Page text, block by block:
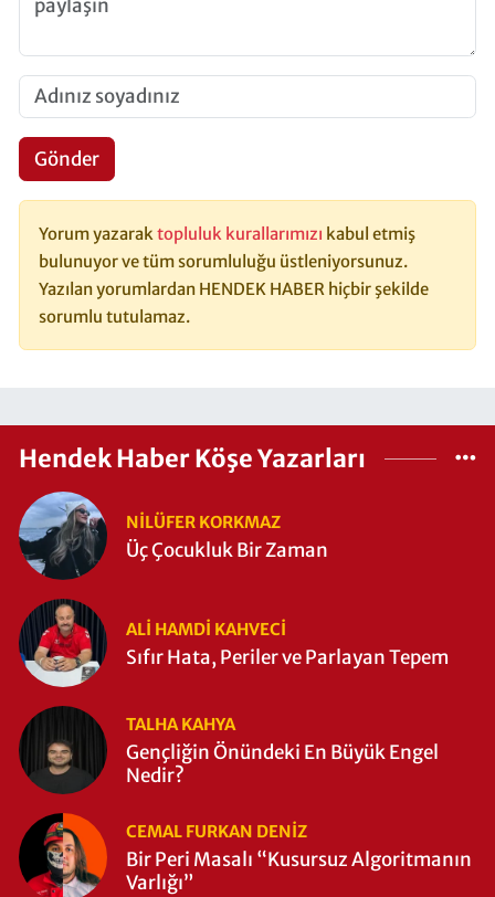
Gönder
Yorum yazaraktopluluk kurallarımızı kabul etmiş
bulunuyor ve tüm sorumluluğu üstleniyorsunuz.
Yazılan yorumlardan HENDEK HABER hiçbir şekilde
sorumlu tutulamaz.
Hendek Haber Köşe Yazarları
NILÜFER KORKMAZ
Üç Çocukluk Bir Zaman
ALI HAMDI KAHVECİ
Sıfır Hata, Periler ve Parlayan Tepem
TALHA KAHYA
Gençliğin Önündeki En Büyük Engel
Nedir?
CEMAL FURKAN DENİZ
Bir Peri Masalı “Kusursuz Algoritmanın
Varlığı”